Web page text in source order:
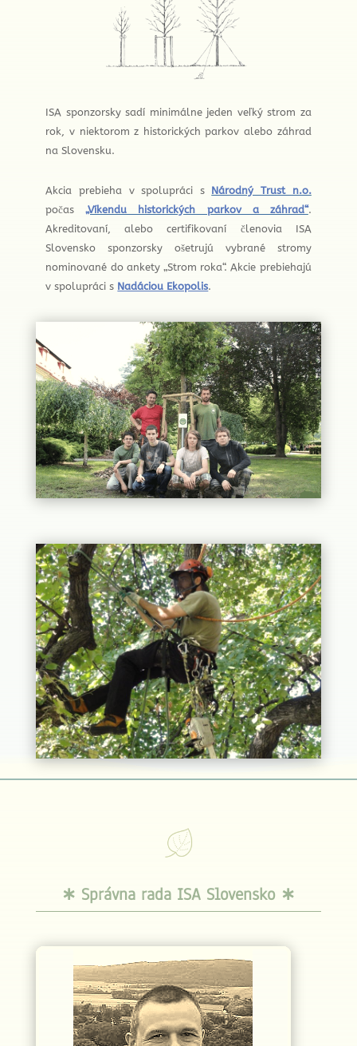
ISA sponzorsky sadí minimálne jeden veľký strom za
rok, v niektorom z historických parkov alebo záhrad
na Slovensku.
Akcia prebieha v spolupráci s Národný Trust n.o.
počas„Víkendu historických parkov a záhrad“.
Akreditovaní, alebo certifikovaní členovia ISA
Slovensko sponzorsky ošetrujú vybrané stromy
nominované do ankety „Strom roka“. Akcie prebiehajú
v spolupráci s Nadáciou Ekopolis.
∗ Správna rada ISA Slovensko ∗